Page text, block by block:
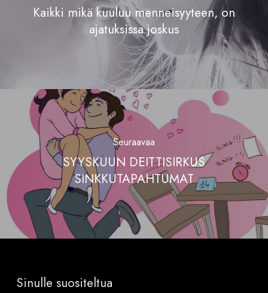
Kaikki mikä kuuluu menneisyyteen, on
ajatuksissa joskus
Seuraavaa
SYYSKUUN DEITTISIRKUS
SINKKUTAPAHTUMAT
Sinulle suositeltua